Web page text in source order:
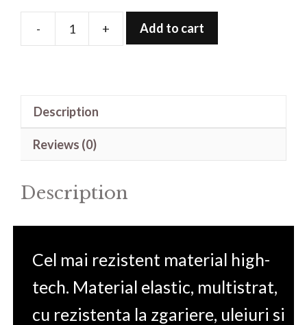
-
Folie
W360)
+ Add to cart
Description
Reviews (0)
Description
Cel mai rezistent material high-
tech. Material elastic, multistrat,
cu rezistenta la zgariere, uleiuri si